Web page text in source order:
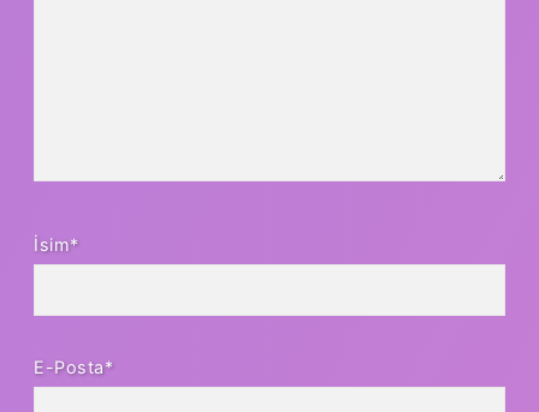
İsim*
E-Posta*